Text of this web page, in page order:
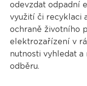
odevzdat odpadní
využití či recyklaci
ochraně životního
elektrozařízení v
nutnosti vyhledat
odběru.